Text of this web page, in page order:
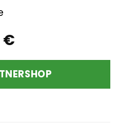
€
€Aktueller
ist:
59,95 €.